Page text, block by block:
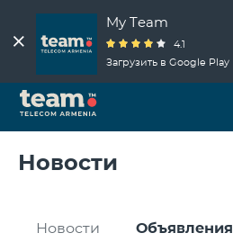
My Team
4.1
Загрузить в Google Play
Новости
Новости Объявления